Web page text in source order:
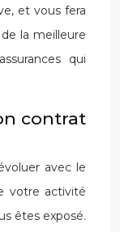
et vous fera
la meilleure
qui
contrat
avec le
votre activité
êtes exposé.